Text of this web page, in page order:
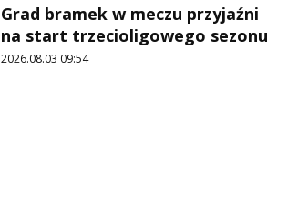
Grad bramek w meczu przyjaźni
na start trzecioligowego sezonu
2026.08.03 09:54